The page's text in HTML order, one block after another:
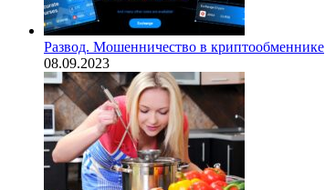
Развод. Мошенничество в криптообменнике
08.09.2023